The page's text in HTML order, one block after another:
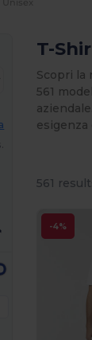
T-
Scopri la
561
561
-4%